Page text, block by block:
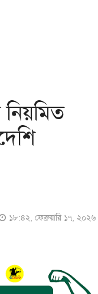
১৮:৪২, ফেব্রুয়ারি ১৭, ২০২৬